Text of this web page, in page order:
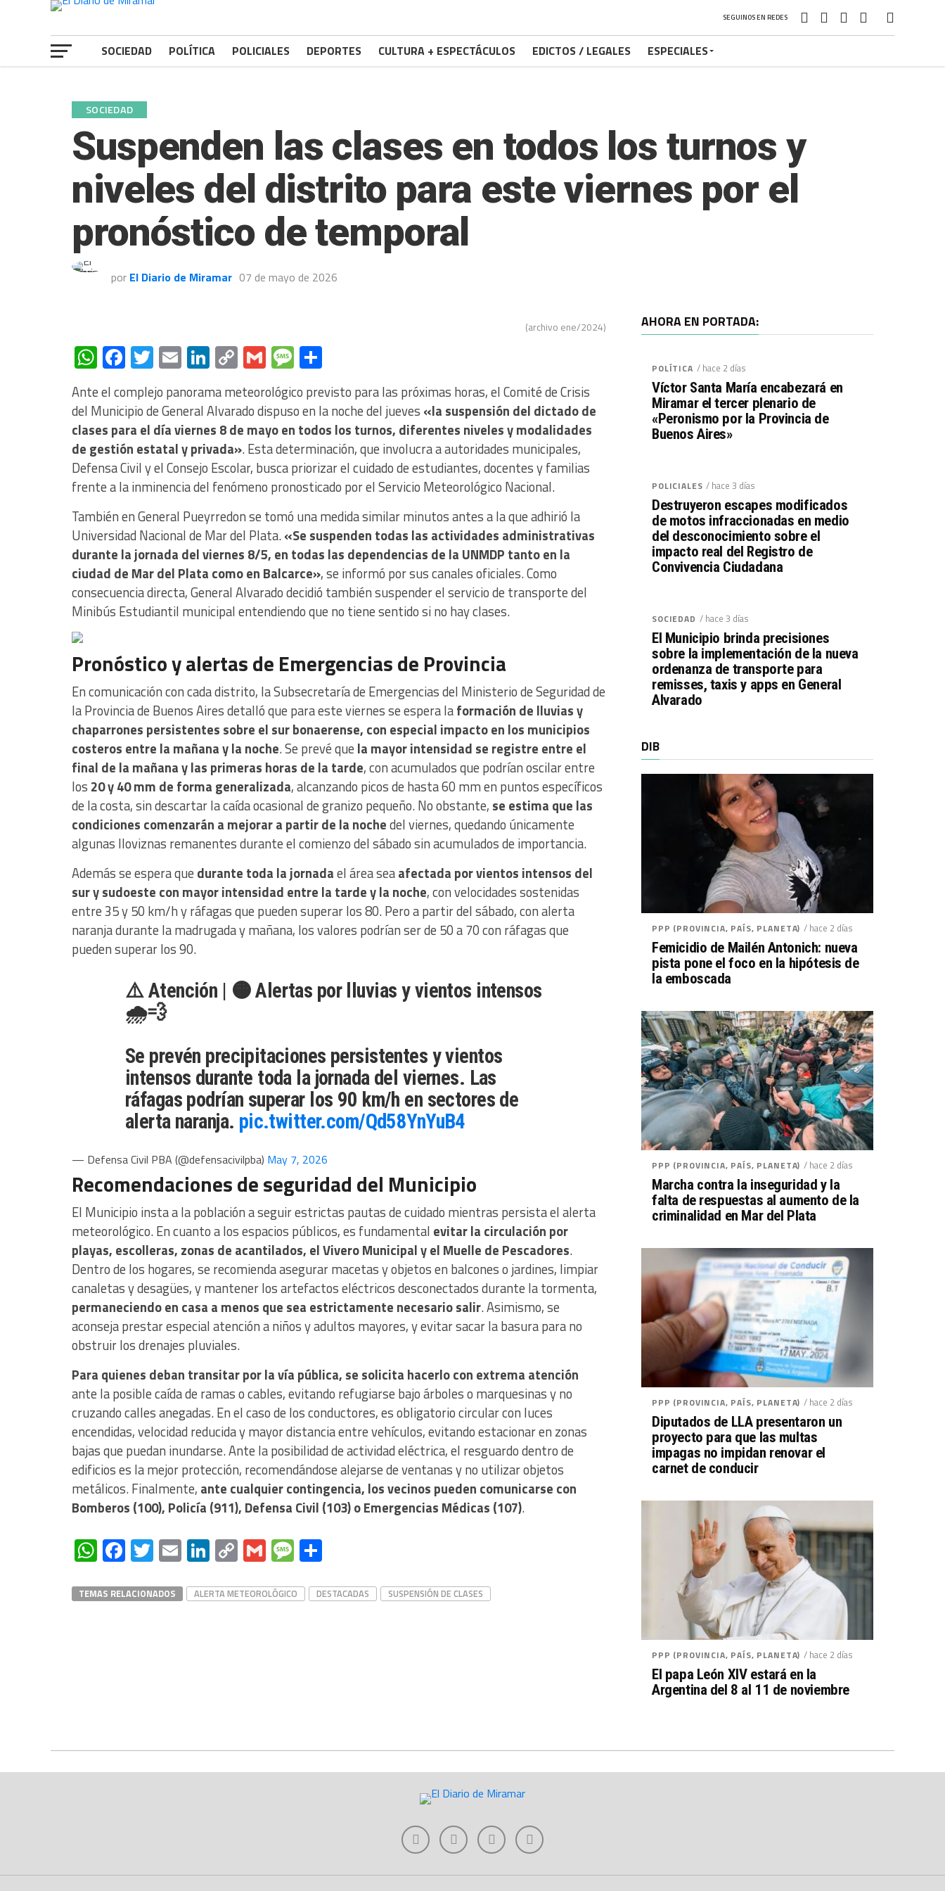
SEGUINOS EN REDES
SOCIEDAD POLÍTICA POLICIALES DEPORTES CULTURA + ESPECTÁCULOS EDICTOS / LEGALES ESPECIALES
SOCIEDAD
Suspenden las clases en todos los turnos y
niveles del distrito para este viernes por el
pronóstico de temporal
por El Diario de Miramar 07 de mayo de 2026
(archivo ene/2024)
WhatsApp
Facebook
Twitter
EmailLinkedIn
Copy
Link
GmailMessage
Ante el complejo panorama meteorológico previsto para las próximas horas, el Comité de Crisis
del Municipio de General Alvarado dispuso en la noche del jueves «la suspensión del dictado de
clases para el día viernes 8 de mayo en todos los turnos, diferentes niveles y modalidades
de gestión estatal y privada». Esta determinación, que involucra a autoridades municipales,
Defensa Civil y el Consejo Escolar, busca priorizar el cuidado de estudiantes, docentes y familias
frente a la inminencia del fenómeno pronosticado por el Servicio Meteorológico Nacional.
También en General Pueyrredon se tomó una medida similar minutos antes a la que adhirió la
Universidad Nacional de Mar del Plata.«Se suspenden todas las actividades administrativas
durante la jornada del viernes 8/5, en todas las dependencias de la UNMDP tanto en la
ciudad de Mar del Plata como en Balcarce», se informó por sus canales oficiales. Como
consecuencia directa, General Alvarado decidió también suspender el servicio de transporte del
Minibús Estudiantil municipal entendiendo que no tiene sentido si no hay clases.
Pronóstico y alertas de Emergencias de Provincia
En comunicación con cada distrito, la Subsecretaría de Emergencias del Ministerio de Seguridad de
la Provincia de Buenos Aires detalló que para este viernes se espera laformación de lluvias y
chaparrones persistentes sobre el sur bonaerense, con especial impacto en los municipios
costeros entre la mañana y la noche. Se prevé que la mayor intensidad se registre entre el
final de la mañana y las primeras horas de la tarde, con acumulados que podrían oscilar entre
los 20 y 40 mm de forma generalizada, alcanzando picos de hasta 60 mm en puntos específicos
de la costa, sin descartar la caída ocasional de granizo pequeño. No obstante, se estima que las
condiciones comenzarán a mejorar a partir de la nochedel viernes, quedando únicamente
algunas lloviznas remanentes durante el comienzo del sábado sin acumulados de importancia.
Además se espera que durante toda la jornadael área seaafectada por vientos intensos del
sur y sudoeste con mayor intensidad entre la tarde y la noche, con velocidades sostenidas
entre 35 y 50 km/h y ráfagas que pueden superar los 80. Pero a partir del sábado, con alerta
naranja durante la madrugada y mañana, los valores podrían ser de 50 a 70 con ráfagas que
pueden superar los 90.
⚠️ Atención | 🟠 Alertas por lluvias y vientos intensos
🌧️💨
Se prevén precipitaciones persistentes y vientos
intensos durante toda la jornada del viernes. Las
ráfagas podrían superar los 90 km/h en sectores de
alerta naranja. pic.twitter.com/Qd58YnYuB4
— Defensa Civil PBA (@defensacivilpba) May 7, 2026
Recomendaciones de seguridad del Municipio
El Municipio insta a la población a seguir estrictas pautas de cuidado mientras persista el alerta
meteorológico. En cuanto a los espacios públicos, es fundamental evitar la circulación por
playas, escolleras, zonas de acantilados, el Vivero Municipal y el Muelle de Pescadores.
Dentro de los hogares, se recomienda asegurar macetas y objetos en balcones o jardines, limpiar
canaletas y desagües, y mantener los artefactos eléctricos desconectados durante la tormenta,
permaneciendo en casa a menos que sea estrictamente necesario salir. Asimismo, se
aconseja prestar especial atención a niños y adultos mayores, y evitar sacar la basura para no
obstruir los drenajes pluviales.
Para quienes deban transitar por la vía pública, se solicita hacerlo con extrema atención
ante la posible caída de ramas o cables, evitando refugiarse bajo árboles o marquesinas y no
cruzando calles anegadas. En el caso de los conductores, es obligatorio circular con luces
encendidas, velocidad reducida y mayor distancia entre vehículos, evitando estacionar en zonas
bajas que puedan inundarse. Ante la posibilidad de actividad eléctrica, el resguardo dentro de
edificios es la mejor protección, recomendándose alejarse de ventanas y no utilizar objetos
metálicos. Finalmente, ante cualquier contingencia, los vecinos pueden comunicarse con
Bomberos (100), Policía (911), Defensa Civil (103) o Emergencias Médicas (107).
WhatsApp
Facebook
Twitter
EmailLinkedIn
Copy
Link
GmailMessage
TEMAS RELACIONADOS ALERTA METEOROLÓGICO DESTACADAS SUSPENSIÓN DE CLASES
AHORA EN PORTADA:
POLÍTICA / hace 2 días
Víctor Santa María encabezará en
Miramar el tercer plenario de
«Peronismo por la Provincia de
Buenos Aires»
POLICIALES / hace 3 días
Destruyeron escapes modificados
de motos infraccionadas en medio
del desconocimiento sobre el
impacto real del Registro de
Convivencia Ciudadana
SOCIEDAD / hace 3 días
El Municipio brinda precisiones
sobre la implementación de la nueva
ordenanza de transporte para
remisses, taxis y apps en General
Alvarado
DIB
PPP (PROVINCIA, PAÍS, PLANETA) / hace 2 días
Femicidio de Mailén Antonich: nueva
pista pone el foco en la hipótesis de
la emboscada
PPP (PROVINCIA, PAÍS, PLANETA) / hace 2 días
Marcha contra la inseguridad y la
falta de respuestas al aumento de la
criminalidad en Mar del Plata
PPP (PROVINCIA, PAÍS, PLANETA) / hace 2 días
Diputados de LLA presentaron un
proyecto para que las multas
impagas no impidan renovar el
carnet de conducir
PPP (PROVINCIA, PAÍS, PLANETA) / hace 2 días
El papa León XIV estará en la
Argentina del 8 al 11 de noviembre